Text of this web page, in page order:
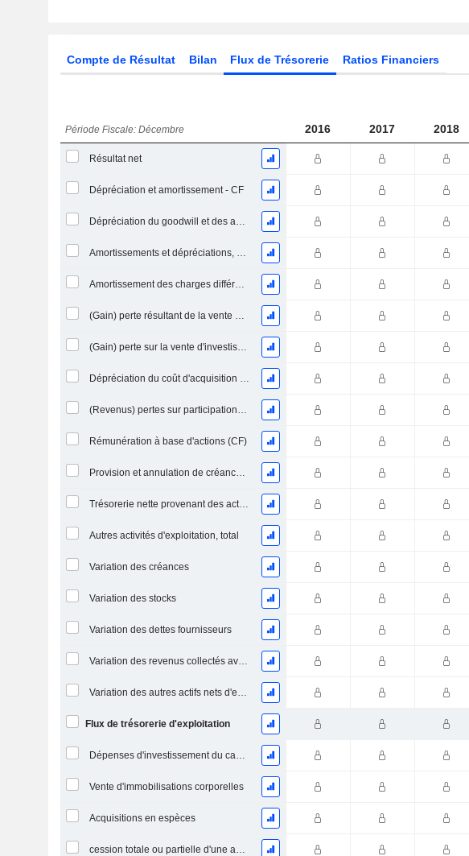
Compte de Résultat Bilan Flux de Trésorerie Ratios Financiers
Période Fiscale: Décembre 2016 2017 2018
Résultat net
Dépréciation et amortissement - CF
Dépréciation du goodwill et des actifs intangibles
Amortissements et dépréciations, Total
Amortissement des charges différées, Total - (CF)
(Gain) perte résultant de la vente d'un actif
(Gain) perte sur la vente d'investissements - (CF)
Dépréciation du coût d'acquisition d'actifs et dépenses de restructuration
(Revenus) pertes sur participations - (CF)
Rémunération à base d'actions (CF)
Provision et annulation de créances irrécouvrables
Trésorerie nette provenant des activités abandonnées
Autres activités d'exploitation, total
Variation des créances
Variation des stocks
Variation des dettes fournisseurs
Variation des revenus collectés avant livraison
Variation des autres actifs nets d'exploitation
Flux de trésorerie d'exploitation
Dépenses d'investissement du capital (CAPEX)
Vente d'immobilisations corporelles
Acquisitions en espèces
cession totale ou partielle d'une activité